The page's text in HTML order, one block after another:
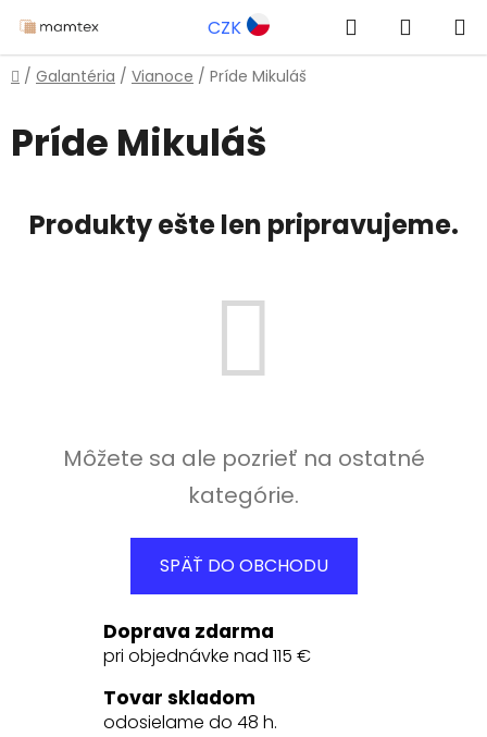
na
obsah
CZK Hľadať
KOŠÍK
Domov
/ Galantéria / Vianoce / Príde Mikuláš
Príde Mikuláš
Produkty ešte len pripravujeme.
Môžete sa ale pozrieť na ostatné
kategórie.
SPÄŤ DO OBCHODU
Doprava zdarma
pri objednávke nad 115 €
Tovar skladom
odosielame do 48 h.